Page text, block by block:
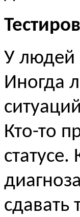
У людей
Иногда
Кто-то
сдавать